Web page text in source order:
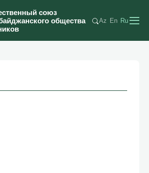
союз
общества
Az En Ru